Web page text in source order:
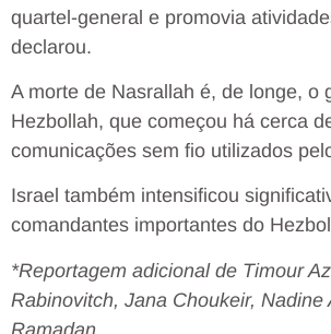
quartel-general e promovia
declarou.
A morte de Nasrallah é, de longe,
Hezbollah, que começou há cerca
comunicações sem fio utilizados
Israel também intensificou
comandantes importantes do
*Reportagem adicional de Timour
Rabinovitch, Jana Choukeir,
Ramadan